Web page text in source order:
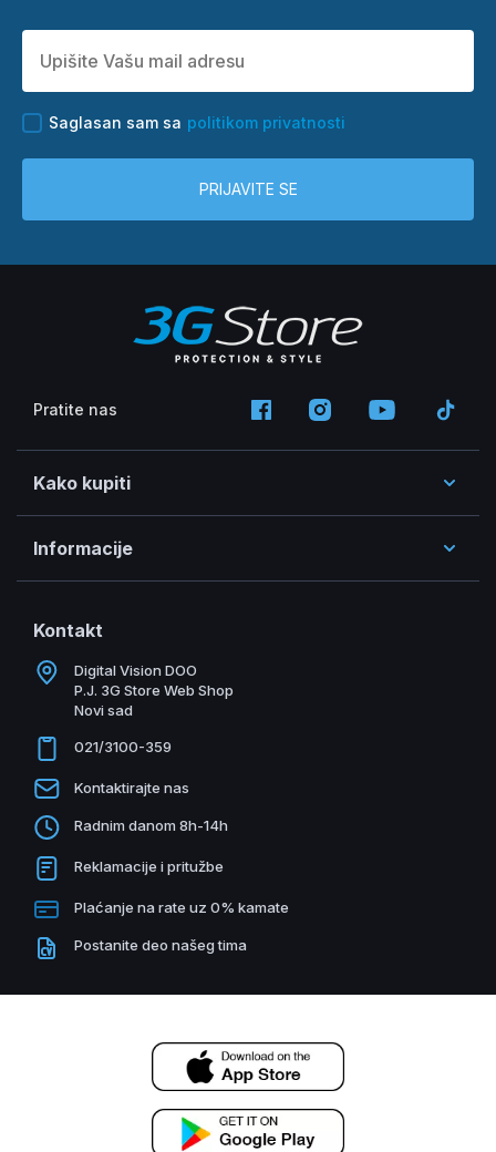
Saglasan sam sa politikom privatnosti
PRIJAVITE SE
Pratite nas
Kako kupiti
Informacije
Kontakt
Digital Vision DOO
P.J. 3G Store Web Shop
Novi sad
021/3100-359
Kontaktirajte nas
Radnim danom 8h-14h
Reklamacije i pritužbe
Plaćanje na rate uz 0% kamate
Postanite deo našeg tima